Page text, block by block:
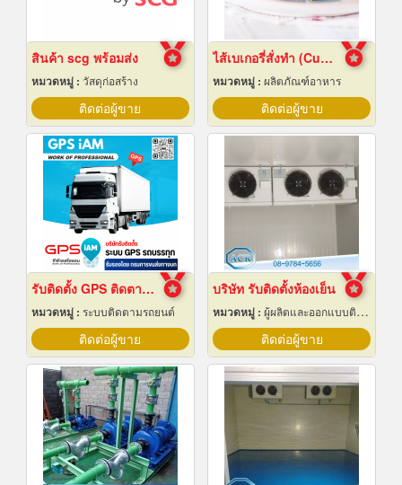
สินค้า scg พร้อมส่ง
หมวดหมู่ : วัสดุก่อสร้าง
ติดต่อผู้ขาย
ไส้เบเกอรี่สั่งทำ (Custom bakery fillings)
หมวดหมู่ : ผลิตภัณฑ์อาหาร
ติดต่อผู้ขาย
รับติดตั้ง GPS ติดตามรถบรรทุก
หมวดหมู่ : ระบบติดตามรถยนต์
ติดต่อผู้ขาย
บริษัท รับติดตั้งห้องเย็น
หมวดหมู่ : ผู้ผลิตและออกแบบติดตั้งห้องเย็น
ติดต่อผู้ขาย